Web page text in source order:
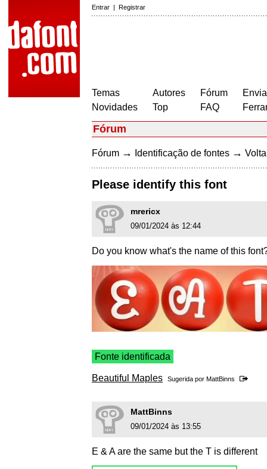
Entrar | Registrar
Temas
Novidades
Autores
Top
Fórum
FAQ
Fórum
Fórum → Identificação de fontes →
Please identify this font
mrericx
09/01/2024 às 12:44
Do you know what's the name of this
Fonte identificada
Beautiful Maples Sugerida por MattBinns
MattBinns
09/01/2024 às 13:55
E & A are the same but the T is different